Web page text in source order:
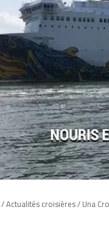
/Actualités croisières/Una